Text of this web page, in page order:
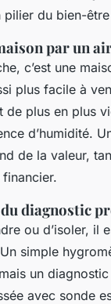
pilier du bien-
par un
c’est une
plus facile à
de plus en plus
d’humidité.
de la valeur,
diagnostic
ou d’isoler, il
simple
un
avec sonde